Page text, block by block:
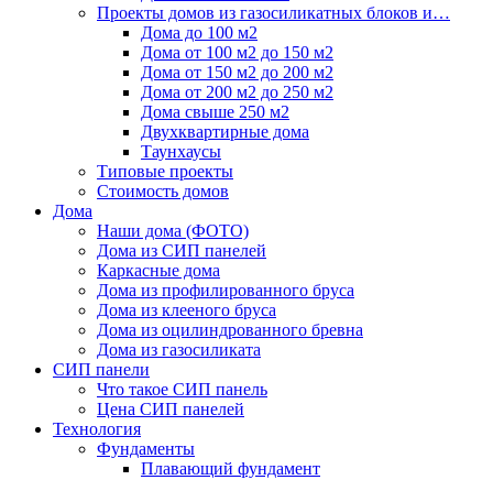
Проекты домов из газосиликатных блоков и…
Дома до 100 м2
Дома от 100 м2 до 150 м2
Дома от 150 м2 до 200 м2
Дома от 200 м2 до 250 м2
Дома свыше 250 м2
Двухквартирные дома
Таунхаусы
Типовые проекты
Стоимость домов
Дома
Наши дома (ФОТО)
Дома из СИП панелей
Каркасные дома
Дома из профилированного бруса
Дома из клееного бруса
Дома из оцилиндрованного бревна
Дома из газосиликата
СИП панели
Что такое СИП панель
Цена СИП панелей
Технология
Фундаменты
Плавающий фундамент